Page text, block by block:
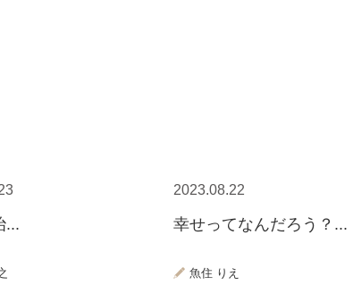
...
2023.08.22
幸せってなんだろう？...
魚住 りえ